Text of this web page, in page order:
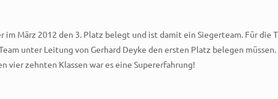
März 2012 den 3. Platz belegt und ist damit ein Siegerteam. Für die
unter Leitung von Gerhard Deyke den ersten Platz belegen
vier zehnten Klassen war es eine Supererfahrung!